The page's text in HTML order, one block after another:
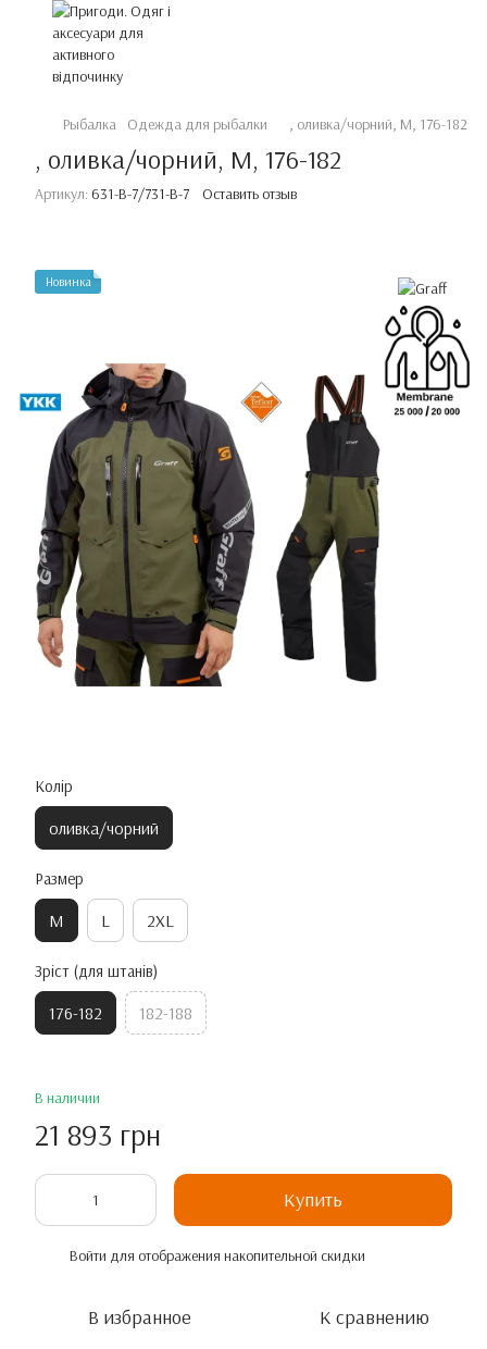
Рыбалка Одежда для рыбалки , оливка/чорний, M, 176-182
, оливка/чорний, M, 176-182
Артикул: 631-B-7/731-В-7 Оставить отзыв
Новинка
Колір
оливка/чорний
Размер
M L 2XL
Зріст (для штанів)
176-182 182-188
В наличии
21 893 грн
Купить
Войти для отображения накопительной скидки
В избранное К сравнению